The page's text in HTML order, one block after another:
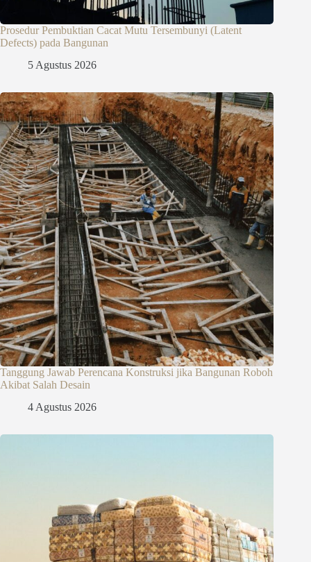
Prosedur Pembuktian Cacat Mutu Tersembunyi (Latent
Defects) pada Bangunan
5 Agustus 2026
Tanggung Jawab Perencana Konstruksi jika Bangunan Roboh
Akibat Salah Desain
4 Agustus 2026